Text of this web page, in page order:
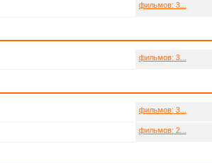
фильмов: 3...
фильмов: 3...
фильмов: 3...
фильмов: 2...